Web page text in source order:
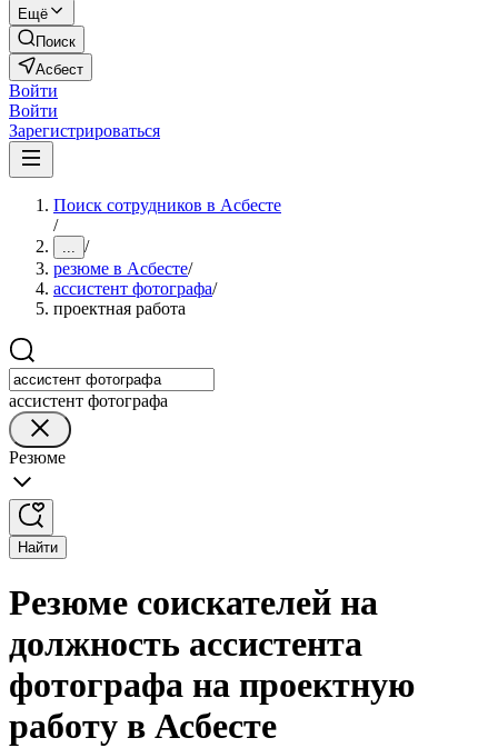
Ещё
Поиск
Асбест
Войти
Войти
Зарегистрироваться
Поиск сотрудников в Асбесте
/
... /
резюме в Асбесте/
ассистент фотографа/
проектная работа
ассистент фотографа
Резюме
Найти
Резюме соискателей на
должность ассистента
фотографа на проектную
работу в Асбесте